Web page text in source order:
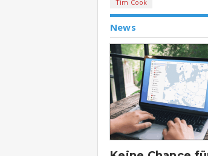
Tim Cook
News